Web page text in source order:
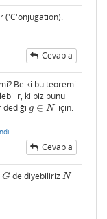
('C'onjugation).
Cevapla
Belki bu teoremi
ki biz bunu
dediği g ∈ N
g ∈N için.
Cevapla
Gde diyebiliriz N
N